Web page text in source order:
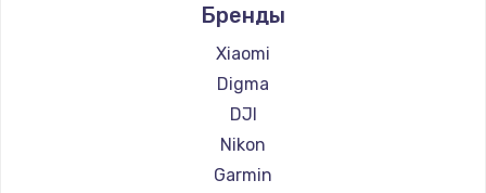
Замена платы сенсора
900 руб.
Заказать
Замена регулятора режимов конфорки
Бренды
Xiaomi
Digma
DJI
Nikon
Garmin